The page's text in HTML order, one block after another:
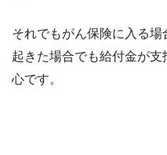
それでもがん保険に入る
起きた場合でも給付金が
心です。